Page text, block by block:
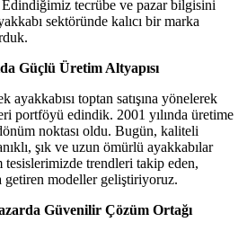
tecrübe ve pazar bilgisini
sektöründe kalıcı bir marka
Güçlü Üretim Altyapısı
ayakkabısı toptan satışına yönelerek
portföyü edindik. 2001 yılında üretime
noktası oldu. Bugün, kaliteli
şık ve uzun ömürlü ayakkabılar
trendleri takip eden,
getiren modeller geliştiriyoruz.
Güvenilir Çözüm Ortağı